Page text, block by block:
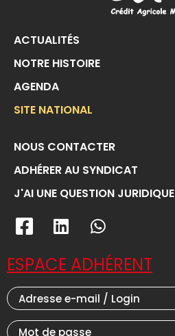
ACTUALITÉS
NOTRE HISTOIRE
AGENDA
SITE NATIONAL
NOUS CONTACTER
ADHÉRER AU SYNDICAT
J'AI UNE QUESTION JURIDIQUE
ESPACE ADHÉRENT